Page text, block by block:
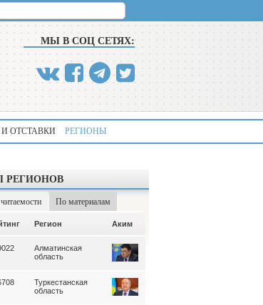
МЫ В СОЦ СЕТЯХ:
ОТСТАВКИ РЕГИОНЫ
РЕГИОНОВ
По материалам
Регион Аким
Алматинская
область
Туркестанская
область